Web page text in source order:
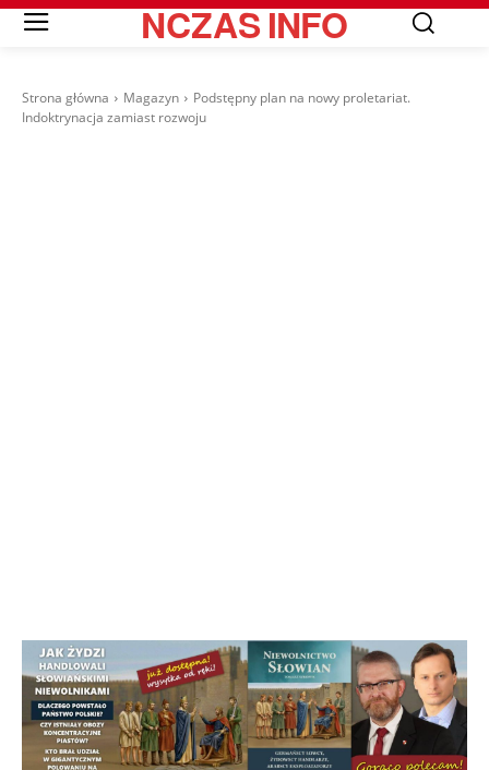
NCZASINFO
Strona główna Magazyn
Podstępny plan na nowy proletariat.
Indoktrynacja zamiast rozwoju